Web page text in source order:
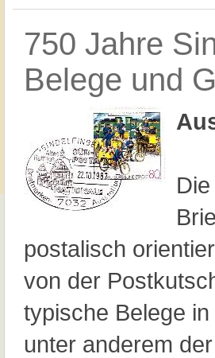
750 Jahre
Belege und
postalisch
von der
typische Belege
unter anderem